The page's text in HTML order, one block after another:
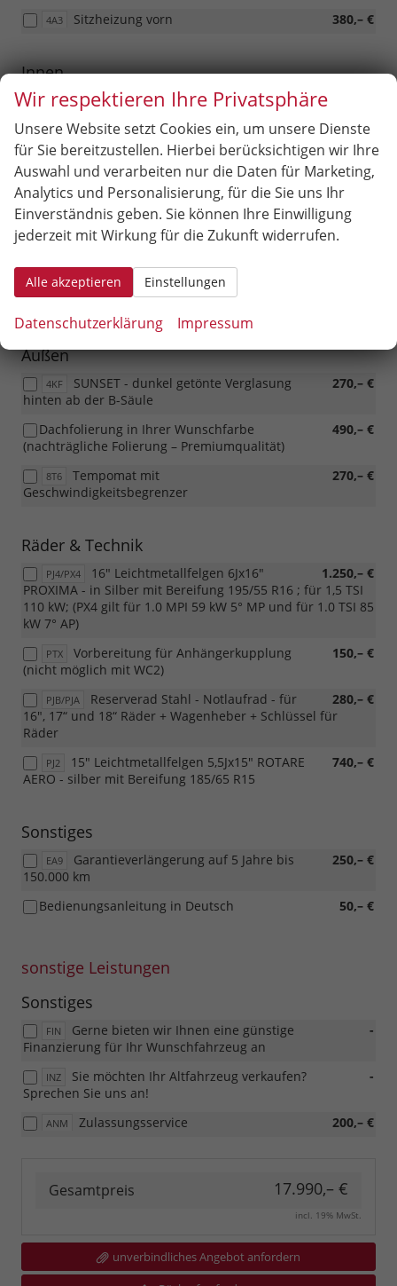
4A3 380,– €
Sitzheizung vorn
Innen
PD1/PD3 Alarmanlage
PK5 220,– €
Versenkbare integrierte
Scheinwerferwaschdüsen, Waschflüssigkeitsstandanzeige
9JD 50,– €
Raucherpaket - Aschenbecher vorn und
Zigarettenanzündereinsatz in der vorderen 12-V-Steckdose
PLB 460,– €
2 - Arm Multifunktions- Lederlenkrad
Sicherheit & Assistenz
Berganfahrassistent
Außen
4KF 270,– €
SUNSET - dunkel getönte Verglasung
hinten ab der B-Säule
490,– €
Dachfolierung in Ihrer Wunschfarbe
(nachträgliche Folierung – Premiumqualität)
8T6 270,– €
Tempomat mit
Geschwindigkeitsbegrenzer
Räder & Technik
PJ4/PX4 1.250,– €
16" Leichtmetallfelgen 6Jx16"
PROXIMA - in Silber mit Bereifung 195/55 R16 ; für 1,5 TSI
110 kW; (PX4 gilt für 1.0 MPI 59 kW 5° MP und für 1.0 TSI 85
kW 7° AP)
PTX 150,– €
Vorbereitung für Anhängerkupplung
(nicht möglich mit WC2)
PJB/PJA 280,– €
Reserverad Stahl - Notlaufrad - für
16", 17“ und 18“ Räder + Wagenheber + Schlüssel für
Räder
PJ2 740,– €
15" Leichtmetallfelgen 5,5Jx15" ROTARE
AERO - silber mit Bereifung 185/65 R15
Sonstiges
EA9 250,– €
Garantieverlängerung auf 5 Jahre bis
150.000 km
50,– €
Bedienungsanleitung in Deutsch
sonstige Leistungen
Sonstiges
FIN -
Gerne bieten wir Ihnen eine günstige
Finanzierung für Ihr Wunschfahrzeug an
INZ -
Sie möchten Ihr Altfahrzeug verkaufen?
Sprechen Sie uns an!
ANM 200,– €
Zulassungsservice
Gesamtpreis 17.990,– €
incl. 19% MwSt.
unverbindliches Angebot anfordern
Wir respektieren Ihre Privatsphäre
Unsere Website setzt Cookies ein, um unsere Dienste
für Sie bereitzustellen. Hierbei berücksichtigen wir Ihre
Auswahl und verarbeiten nur die Daten für Marketing,
Analytics und Personalisierung, für die Sie uns Ihr
Einverständnis geben. Sie können Ihre Einwilligung
jederzeit mit Wirkung für die Zukunft widerrufen.
Alle akzeptieren Einstellungen
Datenschutzerklärung Impressum